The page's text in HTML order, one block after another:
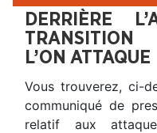
DERRIÈRE
TRANSITION
L’ON ATTAQUE
Vous trouverez, ci-
communiqué de
relatif aux